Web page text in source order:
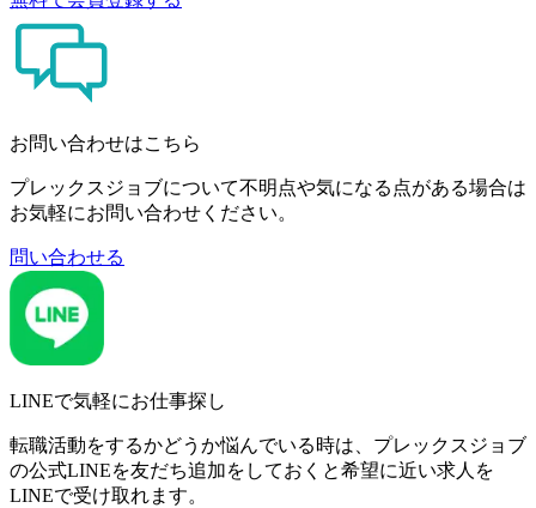
お問い合わせはこちら
プレックスジョブについて不明点や気になる点がある場合は
お気軽にお問い合わせください。
問い合わせる
LINEで気軽にお仕事探し
転職活動をするかどうか悩んでいる時は、プレックスジョブ
の公式LINEを友だち追加をしておくと希望に近い求人を
LINEで受け取れます。